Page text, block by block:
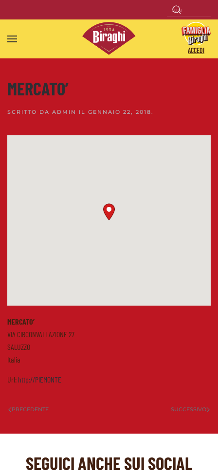
Skip to main content
ACCEDI
MERCATO’
SCRITTO DA ADMIN IL GENNAIO 22, 2018.
MERCATO’
VIA CIRCONVALLAZIONE 27
SALUZZO
Italia
Url: http://PIEMONTE
PRECEDENTE SUCCESSIVO
SEGUICI ANCHE SUI SOCIAL